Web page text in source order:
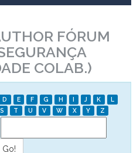
FÓRUM
COLAB.)
D E F G H I J K
L
S T U V W X Y Z